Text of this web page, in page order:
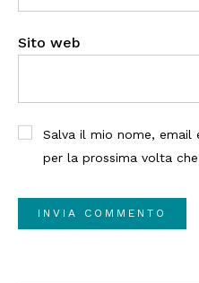
Sito web
Salva il mio nome,
per la prossima volta